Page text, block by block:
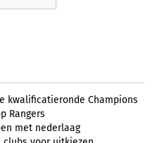
kwalificatieronde Champions
Rangers
met nederlaag